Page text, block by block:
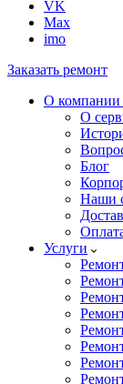
VK
Max
imo
Заказать ремонт
О компании
О
Блог
Наши
Услуги